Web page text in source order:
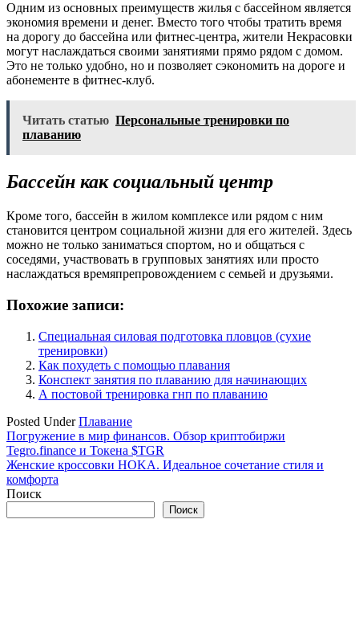
Одним из основных преимуществ жилья с бассейном является
экономия времени и денег. Вместо того чтобы тратить время
на дорогу до бассейна или фитнес-центра, жители Некрасовки
могут наслаждаться своими занятиями прямо рядом с домом.
Это не только удобно, но и позволяет сэкономить на дороге и
абонементе в фитнес-клуб.
Читать статью Персональные тренировки по
плаванию
Бассейн как социальный центр
Кроме того, бассейн в жилом комплексе или рядом с ним
становится центром социальной жизни для его жителей. Здесь
можно не только заниматься спортом, но и общаться с
соседями, участвовать в групповых занятиях или просто
наслаждаться времяпрепровождением с семьей и друзьями.
Похожие записи:
Специальная силовая подготовка пловцов (сухие
тренировки)
Как похудеть с помощью плавания
Конспект занятия по плаванию для начинающих
А постовой тренировка гнп по плаванию
Posted UnderПлавание
Навигация
по
записям
Погружение в мир финансов. Обзор криптобиржи
Tegro.finance и Токена $TGR
Женские кроссовки HOKA. Идеальное сочетание стиля и
комфорта
Поиск
Поиск